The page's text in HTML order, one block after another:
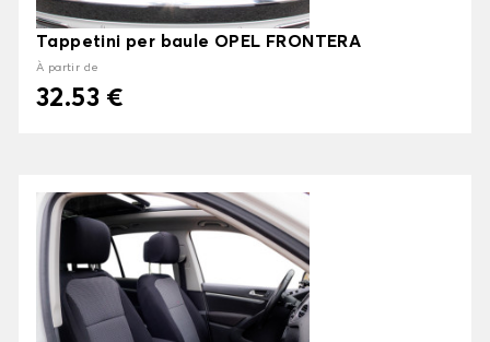
Tappetini per baule OPEL FRONTERA
À partir de
32.53 €